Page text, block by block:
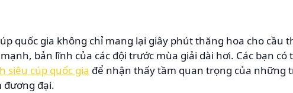
quốc gia không chỉ mang lại giây phút thăng hoa cho cầu
bản lĩnh của các đội trước mùa giải dài hơi. Các bạn
siêu cúp quốc gia để nhận thấy tầm quan trọng của những
đương đại.